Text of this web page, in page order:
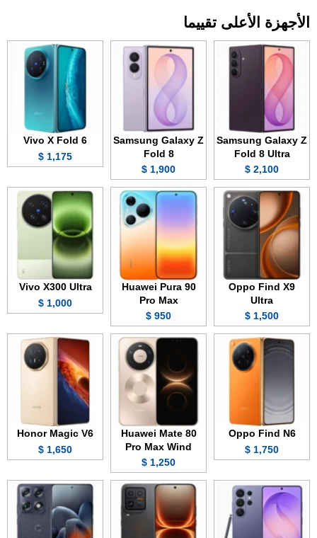
الأجهزة الأعلى تقييما
Samsung Galaxy Z
Fold 8 Ultra
2,100 $
Samsung Galaxy Z
Fold 8
1,900 $
Vivo X Fold 6
1,175 $
Oppo Find X9
Ultra
1,500 $
Huawei Pura 90
Pro Max
950 $
Vivo X300 Ultra
1,000 $
Oppo Find N6
1,750 $
Huawei Mate 80
Pro Max Wind
1,250 $
Honor Magic V6
1,650 $